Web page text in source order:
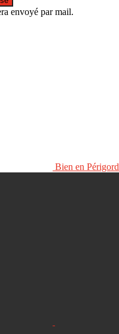
envoyé par mail.
Bien en Périgord